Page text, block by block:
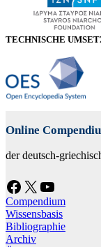
TECHNISCHE
Online
der deutsch-
Facebook X YouTube
Compendium
Wissensbasis
Bibliographie
Archiv